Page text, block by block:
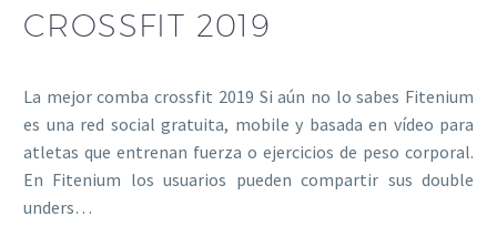
CROSSFIT 2019
La mejor comba crossfit 2019 Si aún no lo sabes Fitenium
es una red social gratuita, mobile y basada en vídeo para
atletas que entrenan fuerza o ejercicios de peso corporal.
En Fitenium los usuarios pueden compartir sus double
unders…